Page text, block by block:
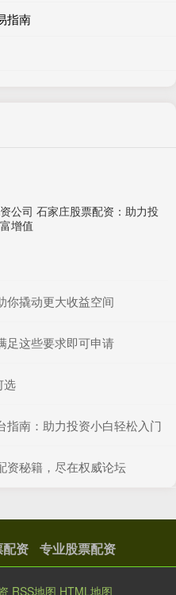
指南
公司 石家庄股票配资：助力投
增值
你撬动更大收益空间
足这些要求即可申请
选
指南：助力投资小白轻松入门
资秘籍，尽在权威论坛
资 专业股票配资
RSS地图 HTML地图